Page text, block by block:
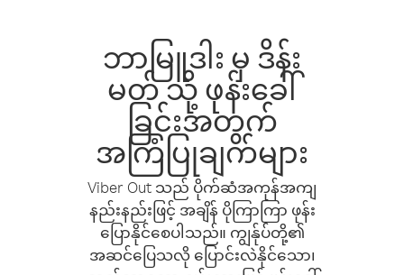
ဘာမြူဒါး မှ ဒိန်း
မတ် သို့ ဖုန်းခေါ်
ခြင်းအတွက်
အကြံပြုချက်များ
Viber Out သည် ပိုက်ဆံအကုန်အကျ
နည်းနည်းဖြင့် အချိန် ပိုကြာကြာ ဖုန်း
ပြောနိုင်စေပါသည်။ ကျွန်ုပ်တို့၏
အဆင်ပြေသလို ပြောင်းလဲနိုင်သော၊